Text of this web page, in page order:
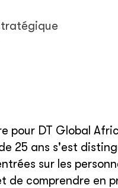
pour DT Global
25 ans s'est
sur les
de comprendre en